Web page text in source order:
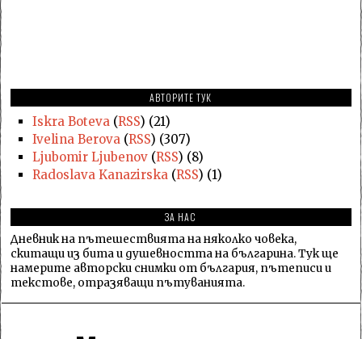
АВТОРИТЕ ТУК
Iskra Boteva (RSS) (21)
Ivelina Berova (RSS) (307)
Ljubomir Ljubenov(RSS) (8)
Radoslava Kanazirska (RSS) (1)
ЗА НАС
Дневник на пътешествията на няколко човека,
скитащи из бита и душевността на българина. Тук ще
намерите авторски снимки от българия, пътеписи и
текстове, отразяващи пътуванията.